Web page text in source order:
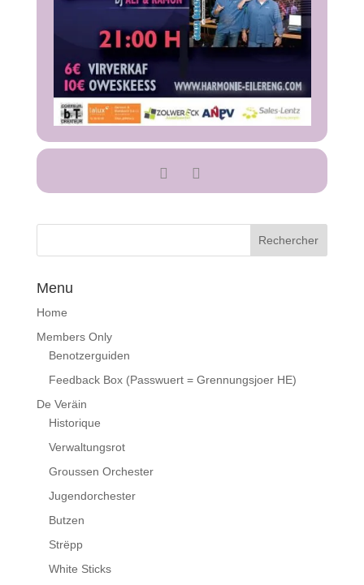
Menu
Home
Members Only
Benotzerguiden
Feedback Box (Passwuert = Grennungsjoer HE)
De Veräin
Historique
Verwaltungsrot
Groussen Orchester
Jugendorchester
Butzen
Strëpp
White Sticks